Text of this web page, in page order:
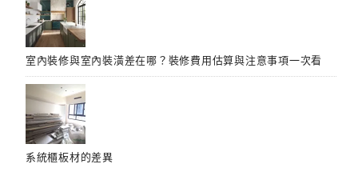
室內裝修與室內裝潢差在哪？裝修費用估算與注意事項一次看
系統櫃板材的差異